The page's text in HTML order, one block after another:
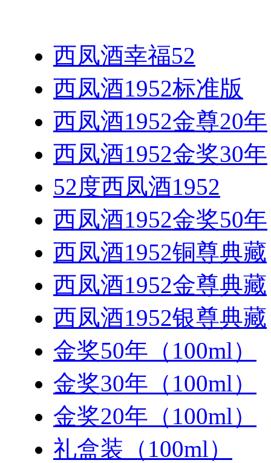
西凤酒幸福52
西凤酒1952标准版
西凤酒1952金尊20年
西凤酒1952金奖30年
52度西凤酒1952
西凤酒1952金奖50年
西凤酒1952铜尊典藏
西凤酒1952金尊典藏
西凤酒1952银尊典藏
金奖50年（100ml）
金奖30年（100ml）
金奖20年（100ml）
礼盒装（100ml）